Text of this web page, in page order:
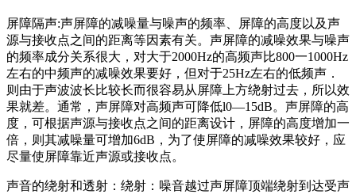
屏障隔声:声屏障的减噪量与噪声的频率、屏障的高度以及声
源与接收点之间的距离等因素有关。声屏障的减噪效果与噪声
的频率成分关系很大，对大于2000Hz的高频声比800一1000Hz
左右的中频声的减噪效果要好，但对于25Hz左右的低频声．
则由于声波波长比较长而很容易从屏障上方绕射过去，所以效
果就差。通常，声屏障对高频声可降低l0—15dB。声屏障的高
度，可根据声源与接收点之间的距离设计，屏障的高度增加一
倍，则其减噪量可增加6dB，为了使屏障的减噪效果较好，应
尽量使屏障靠近声源或接收点。
声音的绕射和透射：绕射：噪音越过声屏障顶端绕射到达受声